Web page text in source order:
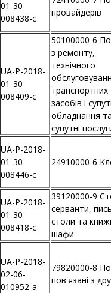
01-30-
008438-c
провайдерів
UA-P-2018-
01-30-
008409-c
50100000-6
з ремонту,
технічного
транспортних
засобів і
обладнання
супутні
UA-P-2018-
01-30-
008446-c
24910000-6
UA-P-2018-
01-30-
008418-c
39120000-9
серванти,
столи та
шафи
UA-P-2018-
02-06-
010952-a
79820000-8
пов'язані з